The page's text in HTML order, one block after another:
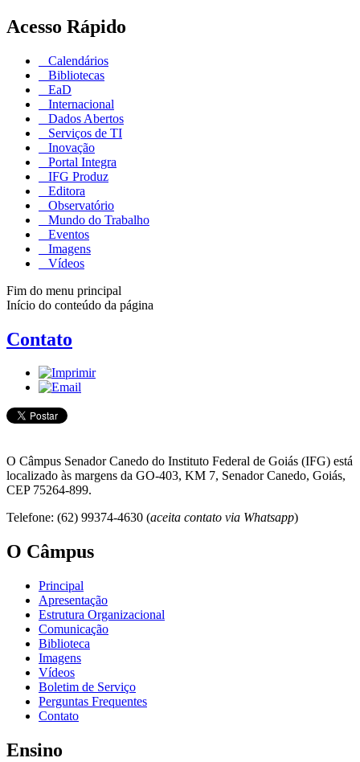
Acesso Rápido
Calendários
Bibliotecas
EaD
Internacional
Dados Abertos
Serviços de TI
Inovação
Portal Integra
IFG Produz
Editora
Observatório
Mundo do Trabalho
Eventos
Imagens
Vídeos
Fim do menu principal
Início do conteúdo da página
Contato
O Câmpus Senador Canedo do Instituto Federal de Goiás (IFG) está
localizado às margens da GO-403, KM 7, Senador Canedo, Goiás,
CEP 75264-899.
Telefone: (62) 99374-4630 (aceita contato via Whatsapp)
O Câmpus
Principal
Apresentação
Estrutura Organizacional
Comunicação
Biblioteca
Imagens
Vídeos
Boletim de Serviço
Perguntas Frequentes
Contato
Ensino